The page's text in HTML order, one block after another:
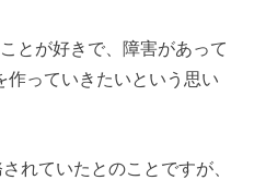
とが好きで、障害があって
作っていきたいという思い
れていたとのことですが、